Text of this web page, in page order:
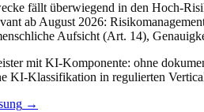
fällt überwiegend in den Hoch-
ab August 2026:
Aufsicht (Art. 14),
mit KI-Komponente: ohne
KI-Klassifikation in regulierten
→